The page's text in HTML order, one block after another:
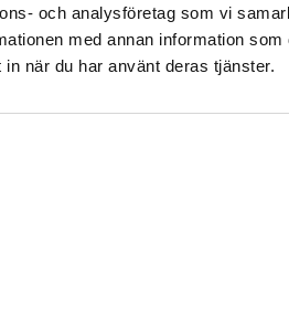
och analysföretag som vi
med annan information som
när du har använt deras tjänster.